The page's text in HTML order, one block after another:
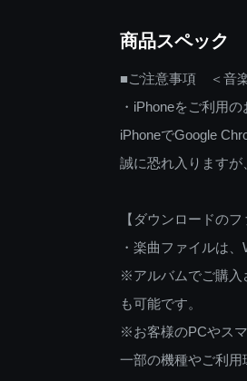
商品スペック
■ご注意事項 ＜音
・iPhoneをご利用
iPhoneでGoogle
誠に恐れ入りますが
【ダウンロードの
・楽曲ファイルは
※アルバムでご購入
も可能です。
※お客様のPCやス
一部の機種やご利用